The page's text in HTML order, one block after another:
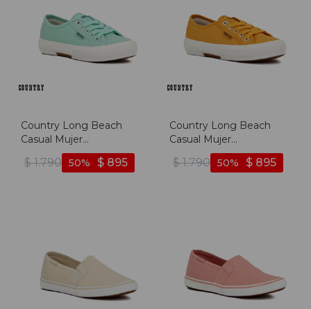
Country Long Beach
Casual Mujer
Acordonado -
Aquamarine -
$ 1.790 $ 895
50
Country Long Beach
Casual Mujer
Acordonado - Mustard -
Mostaza
$ 1.790 $ 895
50